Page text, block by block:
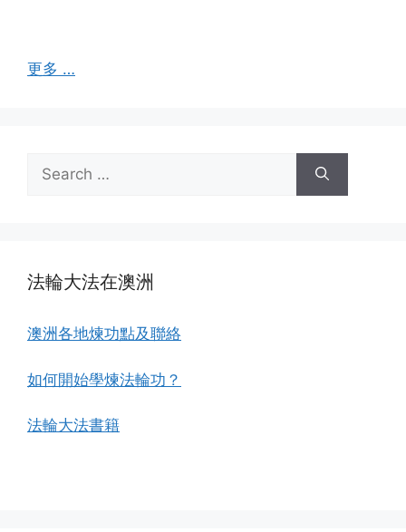
更多 …
Search
for:
法輪大法在澳洲
澳洲各地煉功點及聯絡
如何開始學煉法輪功？
法輪大法書籍